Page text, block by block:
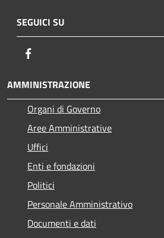
SEGUICI SU
AMMINISTRAZIONE
Organi di Governo
Aree Amministrative
Uffici
Enti e fondazioni
Politici
Personale Amministrativo
Documenti e dati